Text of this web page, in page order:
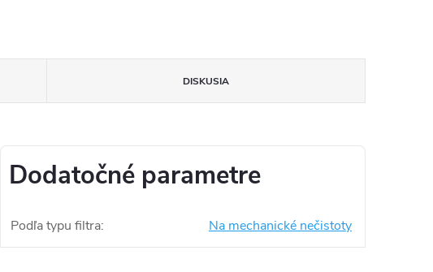
DISKUSIA
Dodatočné parametre
Podľa typu filtra: Na mechanické nečistoty